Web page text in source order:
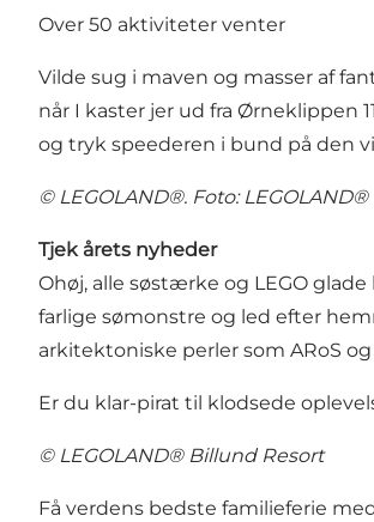
Over 50 aktiviteter venter
Vilde sug i maven og masser af
når I kaster jer ud fra Ørneklippen
og tryk speederen i bund på den
© LEGOLAND®. Foto: LEGOLAND®
Tjek årets nyheder
Ohøj, alle søstærke og LEGO
farlige sømonstre og led efter
arkitektoniske perler som ARoS
Er du klar-pirat til klodsede
© LEGOLAND® Billund Resort
Få verdens bedste familieferie